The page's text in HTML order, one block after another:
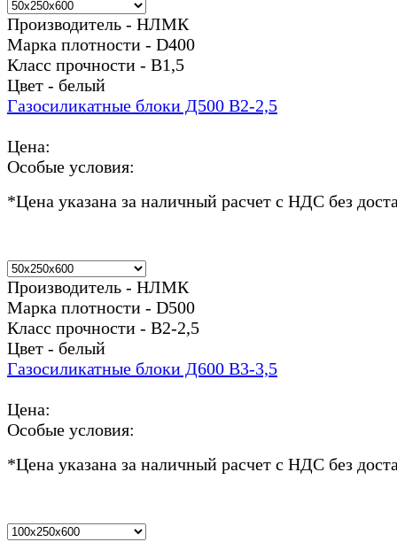
Производитель - НЛМК
Марка плотности - D400
Класс прочности - В1,5
Цвет - белый
Газосиликатные блоки Д500 В2-2,5
Цена:
Особые условия:
*Цена указана за наличный расчет с НДС без
Производитель - НЛМК
Марка плотности - D500
Класс прочности - В2-2,5
Цвет - белый
Газосиликатные блоки Д600 В3-3,5
Цена:
Особые условия:
*Цена указана за наличный расчет с НДС без